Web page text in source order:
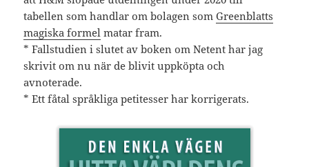
tabellen som handlar om bolagen somGreenblatts
magiska formel matar fram.
* Fallstudien i slutet av boken om Netent har jag
skrivit om nu när de blivit uppköpta och
avnoterade.
* Ett fåtal språkliga petitesser har korrigerats.